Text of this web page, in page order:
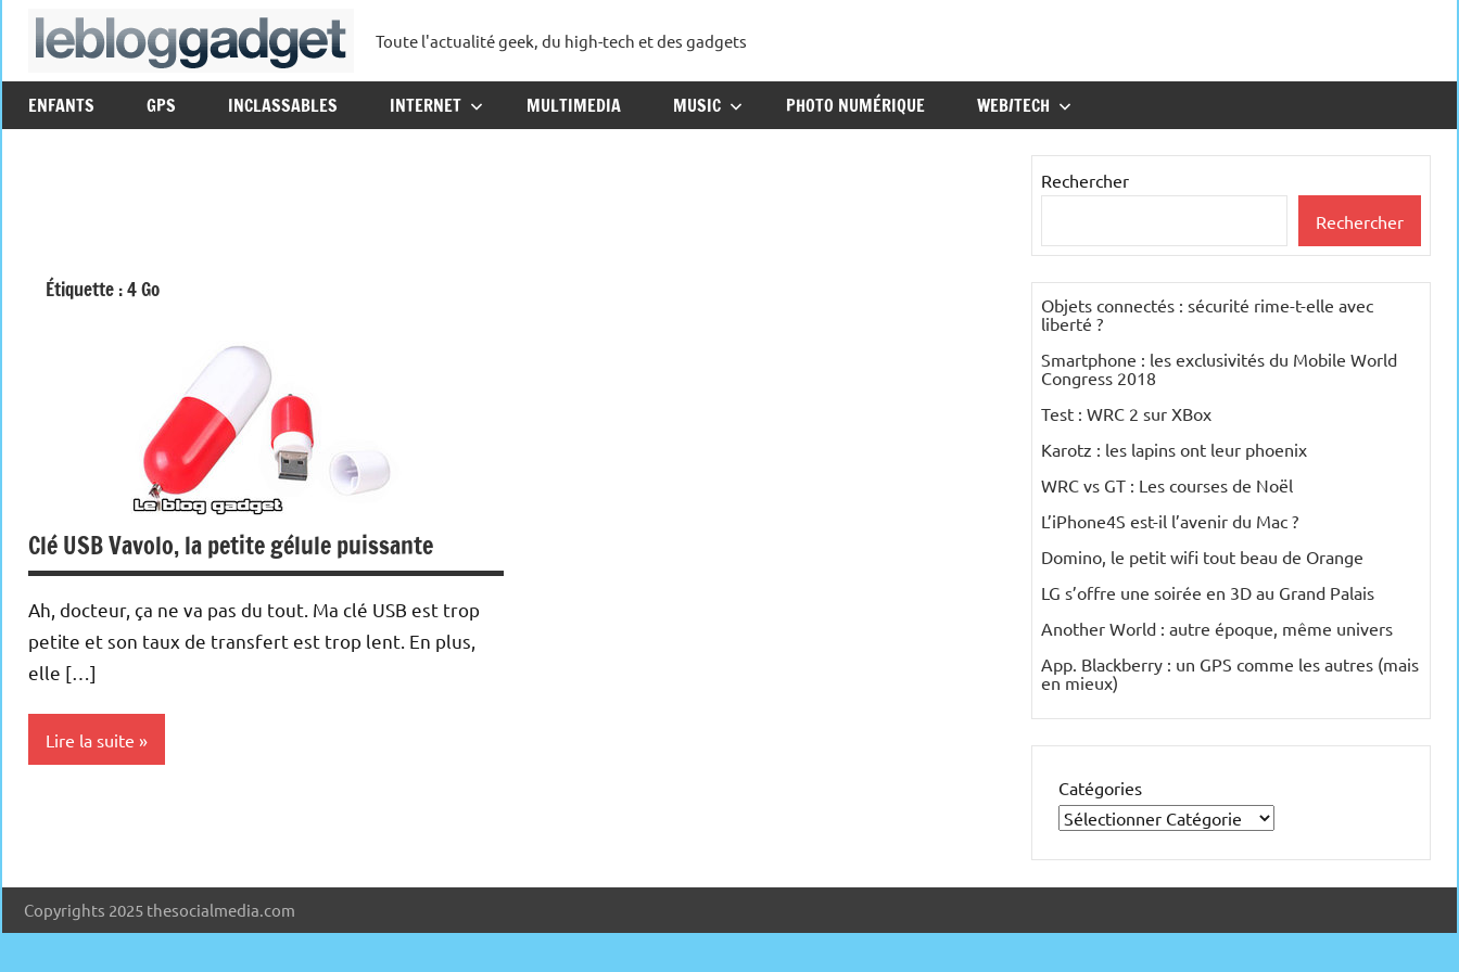
Aller
lebloggadget
Toute l'actualité geek, du high-tech et des gadgets
ENFANTS GPS INCLASSABLES INTERNET MULTIMEDIA MUSIC PHOTO NUMÉRIQUE WEB/TECH
Étiquette :4 Go
Clé USB Vavolo, la petite gélule puissante
Ah, docteur, ça ne va pas du tout. Ma clé USB est trop
petite et son taux de transfert est trop lent. En plus,
elle […]
Lire la suite
Rechercher
Rechercher
Objets connectés : sécurité rime-t-elle avec
liberté ?
Smartphone : les exclusivités du Mobile World
Congress 2018
Test : WRC 2 sur XBox
Karotz : les lapins ont leur phoenix
WRC vs GT : Les courses de Noël
L’iPhone4S est-il l’avenir du Mac ?
Domino, le petit wifi tout beau de Orange
LG s’offre une soirée en 3D au Grand Palais
Another World : autre époque, même univers
App. Blackberry : un GPS comme les autres (mais
en mieux)
Catégories
Copyrights 2025 thesocialmedia.com